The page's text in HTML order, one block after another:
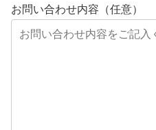
お問い合わせ内容（任意）